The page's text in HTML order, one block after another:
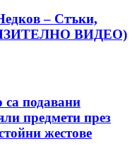
– Стъки,
ВИДЕО)
подавани
предмети през
жестове